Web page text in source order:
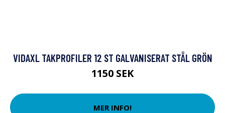
VIDAXL TAKPROFILER 12 ST GALVANISERAT STÅL GRÖN
1150 SEK
MER INFO!